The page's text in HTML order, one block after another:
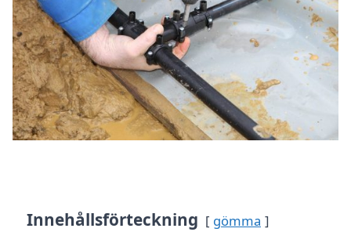
Innehållsförteckning gömma